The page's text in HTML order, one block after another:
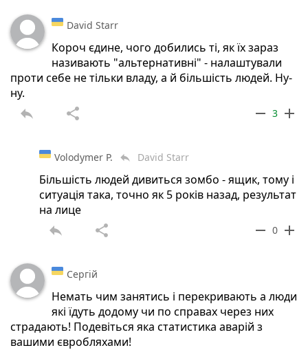
David Starr
Короч єдине, чого добились ті, як їх зараз
називають "альтернативні" - налаштували
проти себе не тільки владу, а й більшість людей. Ну-
ну.
reply share remove 3 add
Volodymer P. reply David Starr
Більшість людей дивиться зомбо - ящик, тому і
ситуація така, точно як 5 років назад, результат
на лице
reply share remove 0 add
Сергій
Немать чим занятись і перекривають а люди
які їдуть додому чи по справах через них
страдають! Подевіться яка статистика аварій з
вашими євробляхами!